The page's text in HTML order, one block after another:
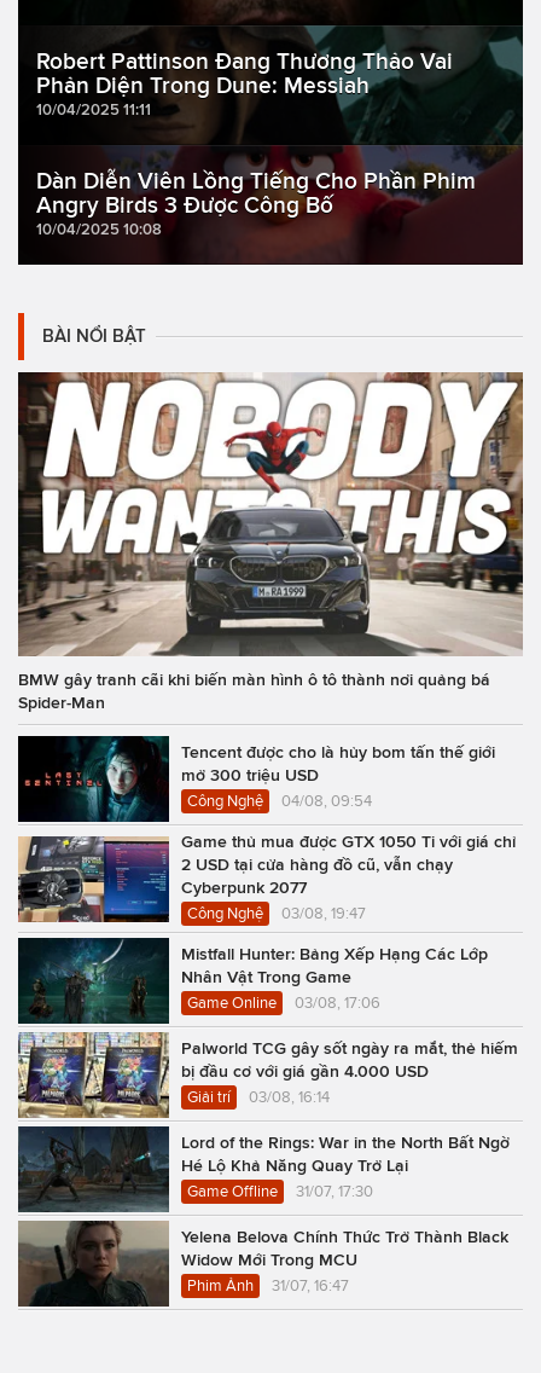
Robert Pattinson Đang Thương Thảo Vai
Phản Diện Trong Dune: Messiah
10/04/2025 11:11
Dàn Diễn Viên Lồng Tiếng Cho Phần Phim
Angry Birds 3 Được Công Bố
10/04/2025 10:08
BÀI NỔI BẬT
BMW gây tranh cãi khi biến màn hình ô tô thành nơi quảng bá
Spider-Man
Tencent được cho là hủy bom tấn thế giới
mở 300 triệu USD
Công Nghệ 04/08, 09:54
Game thủ mua được GTX 1050 Ti với giá chỉ
2 USD tại cửa hàng đồ cũ, vẫn chạy
Cyberpunk 2077
Công Nghệ 03/08, 19:47
Mistfall Hunter: Bảng Xếp Hạng Các Lớp
Nhân Vật Trong Game
Game Online 03/08, 17:06
Palworld TCG gây sốt ngày ra mắt, thẻ hiếm
bị đầu cơ với giá gần 4.000 USD
Giải trí 03/08, 16:14
Lord of the Rings: War in the North Bất Ngờ
Hé Lộ Khả Năng Quay Trở Lại
Game Offline 31/07, 17:30
Yelena Belova Chính Thức Trở Thành Black
Widow Mới Trong MCU
Phim Ảnh 31/07, 16:47